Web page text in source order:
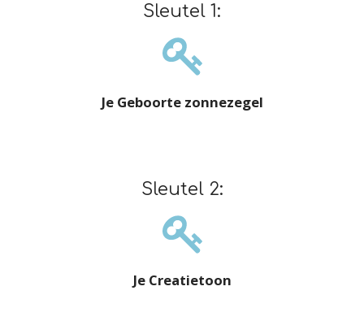
Sleutel 1:
Je Geboorte zonnezegel
Sleutel 2:
Je Creatietoon